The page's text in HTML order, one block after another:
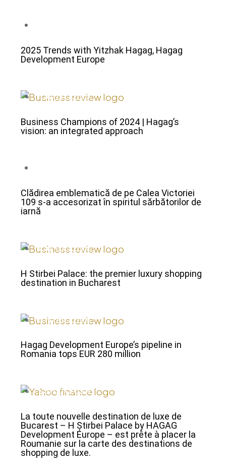
2025 Trends with Yitzhak Hagag, Hagag
Development Europe
13/01/2025
Business Champions of 2024 | Hagag’s
vision: an integrated approach
Clădirea emblematică de pe Calea Victoriei
109 s-a accesorizat în spiritul sărbătorilor de
iarnă
25/10/2024
H Stirbei Palace: the premier luxury shopping
destination in Bucharest
01/08/2024
Hagag Development Europe’s pipeline in
Romania tops EUR 280 million
25/06/2024
La toute nouvelle destination de luxe de
Bucarest – H Știrbei Palace by HAGAG
Development Europe – est prête à placer la
Roumanie sur la carte des destinations de
shopping de luxe.